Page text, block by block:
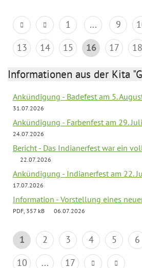
1 ... 9
13
14 15 16 17 18
Informationen aus der Kita
Ankündigung - Badefest am 5.
31.07.2026
Ankündigung - Farbenfest am 29.
24.07.2026
Bericht - Das Indianerfest war ein
22.07.2026
Ankündigung - Indianerfest am 22.
17.07.2026
Information - Vorstellung eines
PDF, 357 kB 06.07.2026
1 2 3 4 5 6
10
... 17